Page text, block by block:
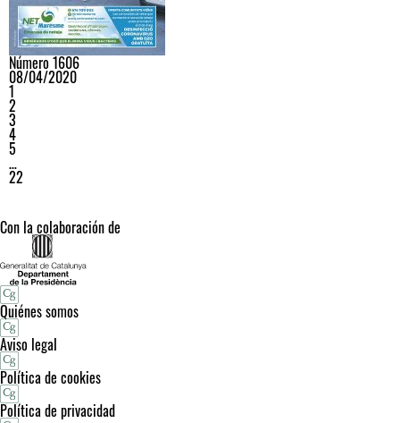
Número 1606
08/04/2020
1
2
3
4
5
…
22
Con la colaboración de
Quiénes somos
Aviso legal
Política de cookies
Política de privacidad